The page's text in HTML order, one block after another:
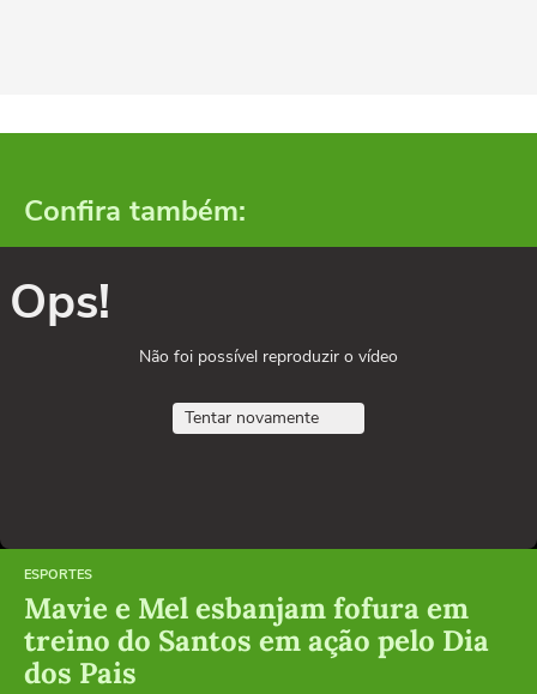
Confira também:
Ops!
Não foi possível reproduzir o vídeo
Tentar novamente
ESPORTES
Mavie e Mel esbanjam fofura em
treino do Santos em ação pelo Dia
dos Pais